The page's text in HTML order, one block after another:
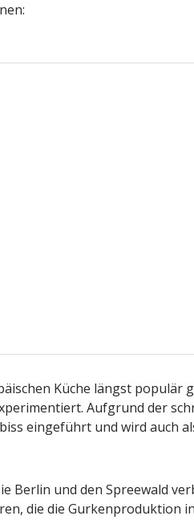
Küche längst populär
Aufgrund der
eingeführt und wird auch
Berlin und den Spreewald
die die Gurkenproduktion